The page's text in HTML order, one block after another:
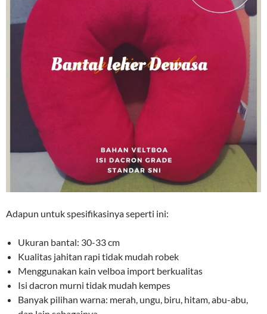
Adapun untuk spesifikasinya seperti ini:
Ukuran bantal: 30-33 cm
Kualitas jahitan rapi tidak mudah robek
Menggunakan kain velboa import berkualitas
Isi dacron murni tidak mudah kempes
Banyak pilihan warna: merah, ungu, biru, hitam, abu-abu,